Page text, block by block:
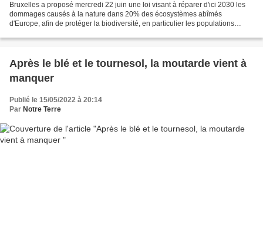
Bruxelles a proposé mercredi 22 juin une loi visant à réparer d'ici 2030 les
dommages causés à la nature dans 20% des écosystèmes abîmés
d'Europe, afin de protéger la biodiversité, en particulier les populations
Après le blé et le tournesol, la moutarde vient à
manquer
Publié le 15/05/2022 à 20:14
Par Notre Terre